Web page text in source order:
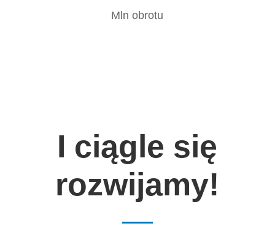
Mln obrotu
I ciągle się
rozwijamy!